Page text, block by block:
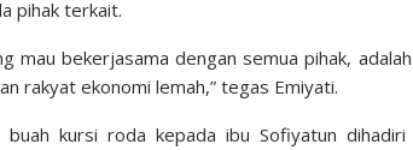
pihak terkait.
mau bekerjasama dengan semua pihak,
rakyat ekonomi lemah,” tegas Emiyati.
buah kursi roda kepada ibu Sofiyatun